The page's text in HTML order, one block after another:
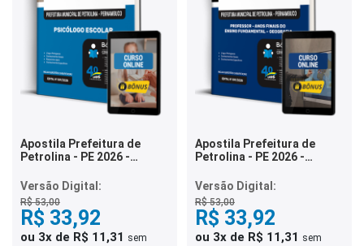
Apostila Prefeitura de
Petrolina - PE 2026 -
Versão Digital:
R$ 53,00
R$ 33,92
ou 3x de R$ 11,31 sem
Apostila Prefeitura de
Petrolina - PE 2026 -
do Ensino Fundamental –
Geografia
Versão Digital:
R$ 53,00
R$ 33,92
ou 3x de R$ 11,31 sem